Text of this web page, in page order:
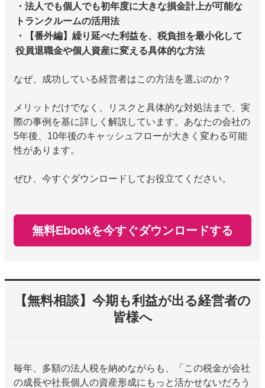
・法人でも個人でも初年度に大きな損金計上が可能な
トランクルームの活用法
・【番外編】繰り延べた利益を、税負担を最小化して
役員退職金や個人資産に変える具体的な方法
なぜ、成功している経営者はこの方法を選ぶのか？
メリットだけでなく、リスクと具体的な対処法まで、実
際の事例を基に詳しく解説しています。あなたの会社の
5年後、10年後のキャッシュフローが大きく変わる可能
性があります。
ぜひ、今すぐダウンロードしてお役立てください。
無料Ebookを今すぐダウンロードする
【無料相談】今期も利益が出る経営者の
皆様へ
毎年、多額の法人税を納めながらも、「この税金が会社
の成長や社長個人の資産形成にもっと活かせないだろう